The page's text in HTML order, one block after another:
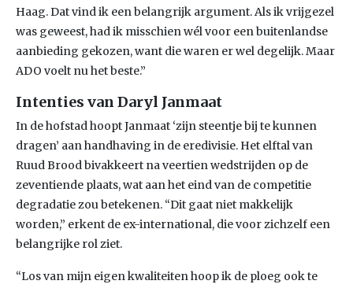
Haag. Dat vind ik een belangrijk argument. Als ik vrijgezel
was geweest, had ik misschien wél voor een buitenlandse
aanbieding gekozen, want die waren er wel degelijk. Maar
ADO voelt nu het beste.”
Intenties van Daryl Janmaat
In de hofstad hoopt Janmaat ‘zijn steentje bij te kunnen
dragen’ aan handhaving in de eredivisie. Het elftal van
Ruud Brood bivakkeert na veertien wedstrijden op de
zeventiende plaats, wat aan het eind van de competitie
degradatie zou betekenen. “Dit gaat niet makkelijk
worden,” erkent de ex-international, die voor zichzelf een
belangrijke rol ziet.
“Los van mijn eigen kwaliteiten hoop ik de ploeg ook te